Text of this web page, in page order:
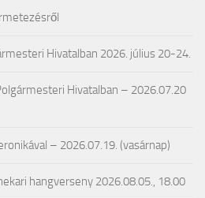
Hivatalban 2026. július 20-24.
Hivatalban – 2026.07.20
– 2026.07.19. (vasárnap)
hangverseny 2026.08.05., 18.00